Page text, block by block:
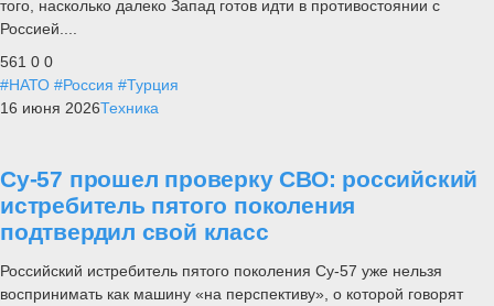
того, насколько далеко Запад готов идти в противостоянии с
Россией....
561 0 0
#НАТО #Россия #Турция
16 июня 2026Техника
Су-57 прошел проверку СВО: российский
истребитель пятого поколения
подтвердил свой класс
Российский истребитель пятого поколения Су-57 уже нельзя
воспринимать как машину «на перспективу», о которой говорят